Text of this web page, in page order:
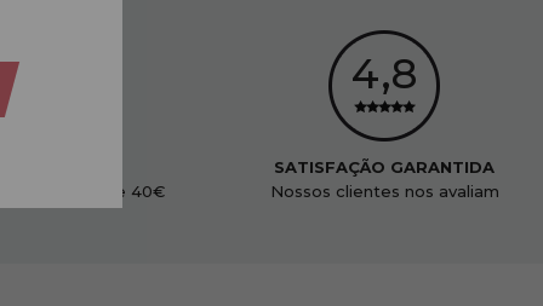
acima de 40€
SATISFAÇÃO GARANTIDA
Nossos clientes nos avaliam